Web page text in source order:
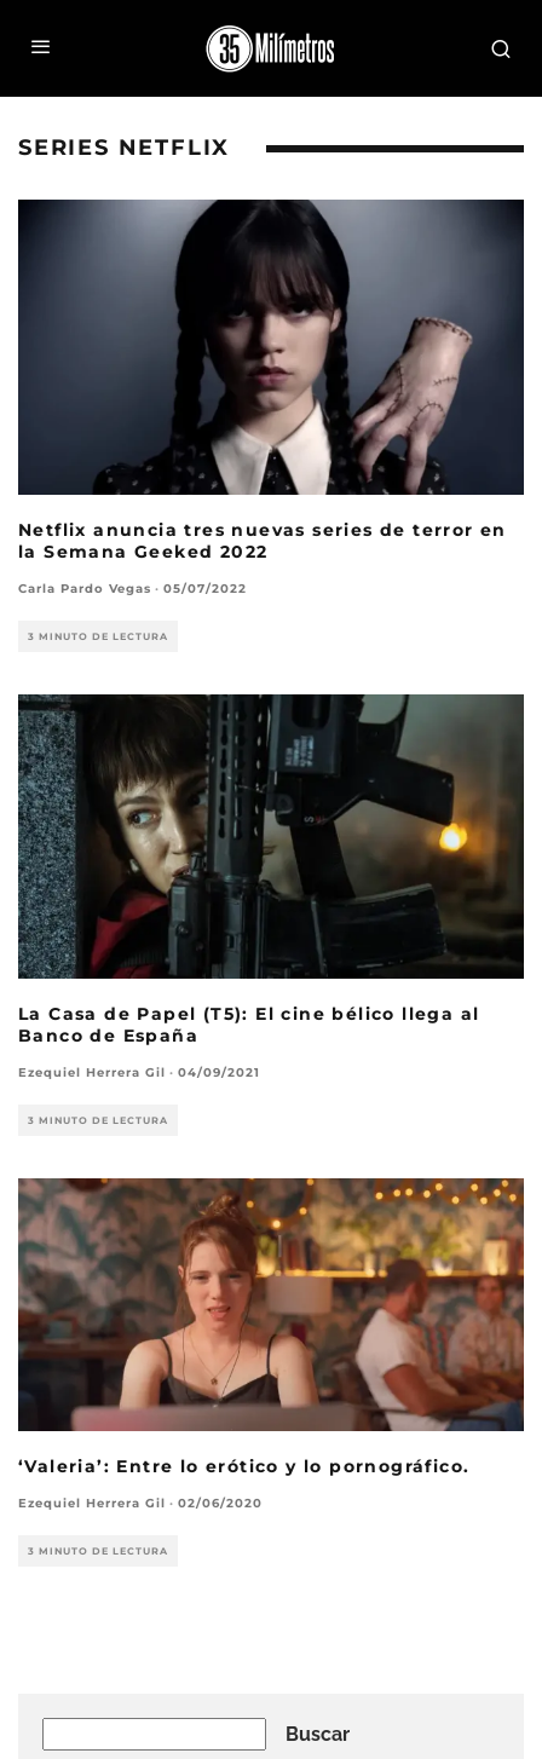
SERIES NETFLIX
Netflix anuncia tres nuevas series de terror en
la Semana Geeked 2022
Carla Pardo Vegas · 05/07/2022
3 MINUTO DE LECTURA
La Casa de Papel (T5): El cine bélico llega al
Banco de España
Ezequiel Herrera Gil · 04/09/2021
3 MINUTO DE LECTURA
‘Valeria’: Entre lo erótico y lo pornográfico.
Ezequiel Herrera Gil · 02/06/2020
3 MINUTO DE LECTURA
Buscar